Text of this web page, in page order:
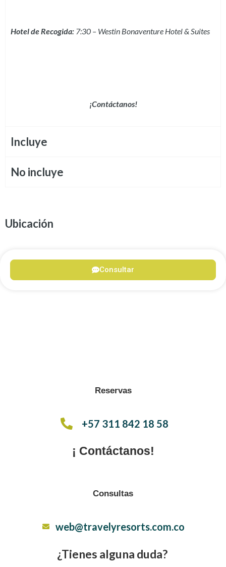
Hotel de Recogida: 7:30 – Westin Bonaventure Hotel & Suites
¡Contáctanos!
Incluye
No incluye
Ubicación
Consultar
Reservas
+57 311 842 18 58
¡ Contáctanos!
Consultas
web@travelyresorts.com.co
¿Tienes alguna duda?